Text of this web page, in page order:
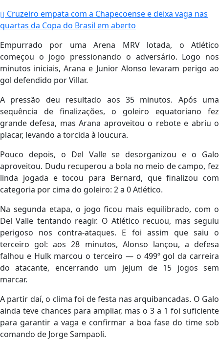
Cruzeiro empata com a Chapecoense e deixa vaga nas
quartas da Copa do Brasil em aberto
Empurrado por uma Arena MRV lotada, o Atlético
começou o jogo pressionando o adversário. Logo nos
minutos iniciais, Arana e Junior Alonso levaram perigo ao
gol defendido por Villar.
A pressão deu resultado aos 35 minutos. Após uma
sequência de finalizações, o goleiro equatoriano fez
grande defesa, mas Arana aproveitou o rebote e abriu o
placar, levando a torcida à loucura.
Pouco depois, o Del Valle se desorganizou e o Galo
aproveitou. Dudu recuperou a bola no meio de campo, fez
linda jogada e tocou para Bernard, que finalizou com
categoria por cima do goleiro: 2 a 0 Atlético.
Na segunda etapa, o jogo ficou mais equilibrado, com o
Del Valle tentando reagir. O Atlético recuou, mas seguiu
perigoso nos contra-ataques. E foi assim que saiu o
terceiro gol: aos 28 minutos, Alonso lançou, a defesa
falhou e Hulk marcou o terceiro — o 499º gol da carreira
do atacante, encerrando um jejum de 15 jogos sem
marcar.
A partir daí, o clima foi de festa nas arquibancadas. O Galo
ainda teve chances para ampliar, mas o 3 a 1 foi suficiente
para garantir a vaga e confirmar a boa fase do time sob
comando de Jorge Sampaoli.